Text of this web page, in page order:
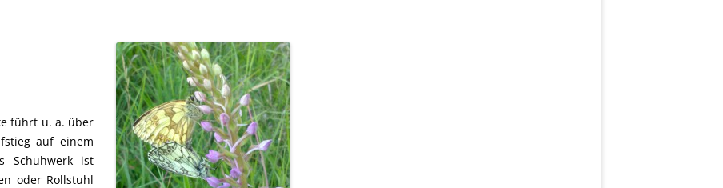
führt u. a. über
auf einem
Schuhwerk ist
oder Rollstuhl